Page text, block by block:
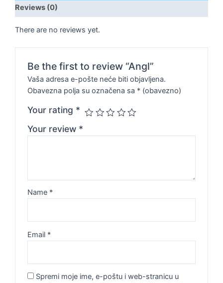
Reviews (0)
There are no reviews yet.
Be the first to review “Angl”
Vaša adresa e-pošte neće biti objavljena.
Obavezna polja su označena sa * (obavezno)
Your rating *
Your review *
Name *
Email *
Spremi moje ime, e-poštu i web-stranicu u